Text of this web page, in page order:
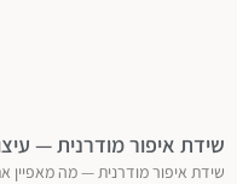
שידת איפור מודרנית —
שידת איפור מודרנית — מה מאפיין